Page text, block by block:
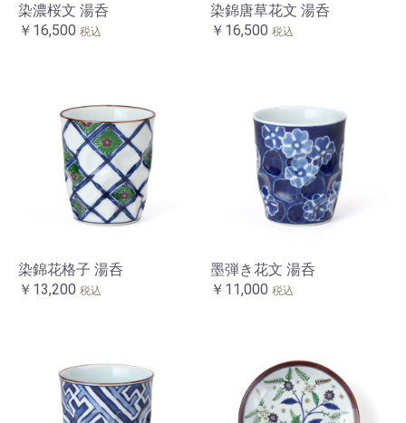
染濃桜文 湯呑
￥16,500 税込
染錦唐草花文 湯呑
￥16,500 税込
染錦花格子 湯呑
￥13,200 税込
墨弾き花文 湯呑
￥11,000 税込